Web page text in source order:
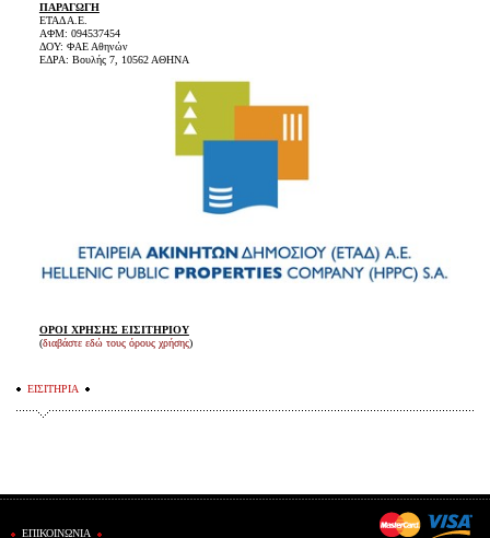
ΠΑΡΑΓΩΓΗ
ΕΤΑΔ Α.Ε.
ΑΦΜ: 094537454
ΔΟΥ: ΦΑΕ Αθηνών
ΕΔΡΑ: Βουλής 7, 10562 ΑΘΗΝΑ
ΟΡΟΙ ΧΡΗΣΗΣ ΕΙΣΙΤΗΡΙΟΥ
(διαβάστε εδώ τους όρους χρήσης)
ΕΙΣΙΤΗΡΙΑ
ΕΠΙΚΟΙΝΩΝΙΑ